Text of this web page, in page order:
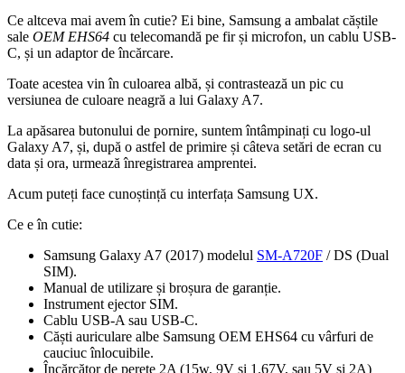
Ce altceva mai avem în cutie? Ei bine, Samsung a ambalat căștile
sale OEM EHS64 cu telecomandă pe fir și microfon, un cablu USB-
C, și un adaptor de încărcare.
Toate acestea vin în culoarea albă, și contrastează un pic cu
versiunea de culoare neagră a lui Galaxy A7.
La apăsarea butonului de pornire, suntem întâmpinați cu logo-ul
Galaxy A7, și, după o astfel de primire și câteva setări de ecran cu
data și ora, urmează înregistrarea amprentei.
Acum puteți face cunoștință cu interfața Samsung UX.
Ce e în cutie:
Samsung Galaxy A7 (2017) modelul SM-A720F / DS (Dual
SIM).
Manual de utilizare și broșura de garanție.
Instrument ejector SIM.
Cablu USB-A sau USB-C.
Căști auriculare albe Samsung OEM EHS64 cu vârfuri de
cauciuc înlocuibile.
Încărcător de perete 2A (15w, 9V și 1.67V, sau 5V și 2A)